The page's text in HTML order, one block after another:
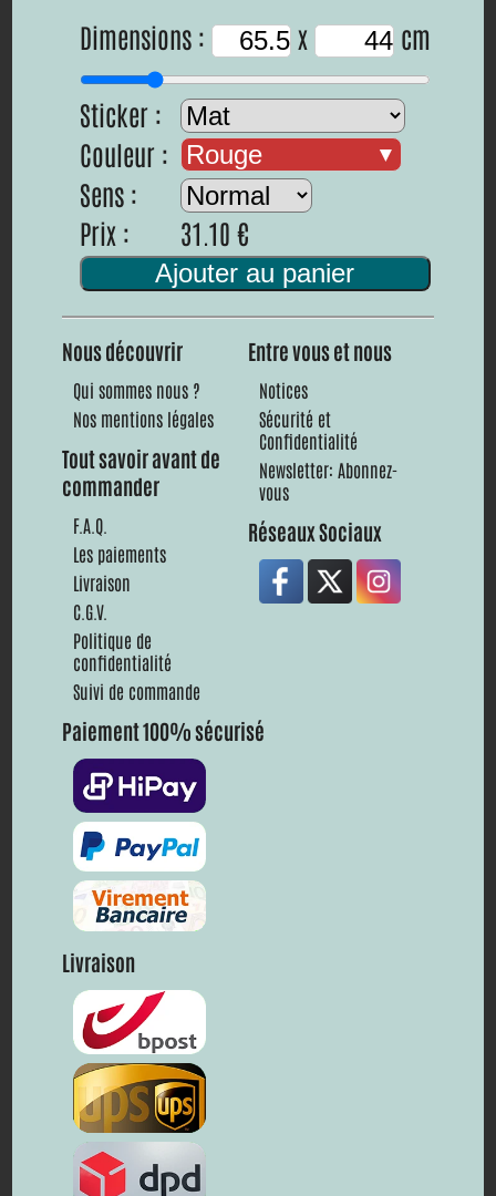
Dimensions :
x cm
Sticker :
Couleur :
Rouge
Sens :
Prix :
31.10 €
Ajouter au panier
Nous découvrir
Qui sommes nous ?
Nos mentions légales
Tout savoir avant de
commander
F.A.Q.
Les paiements
Livraison
C.G.V.
Politique de
confidentialité
Suivi de commande
Entre vous et nous
Notices
Sécurité et
Confidentialité
Newsletter: Abonnez-
vous
Réseaux Sociaux
Paiement 100% sécurisé
Livraison